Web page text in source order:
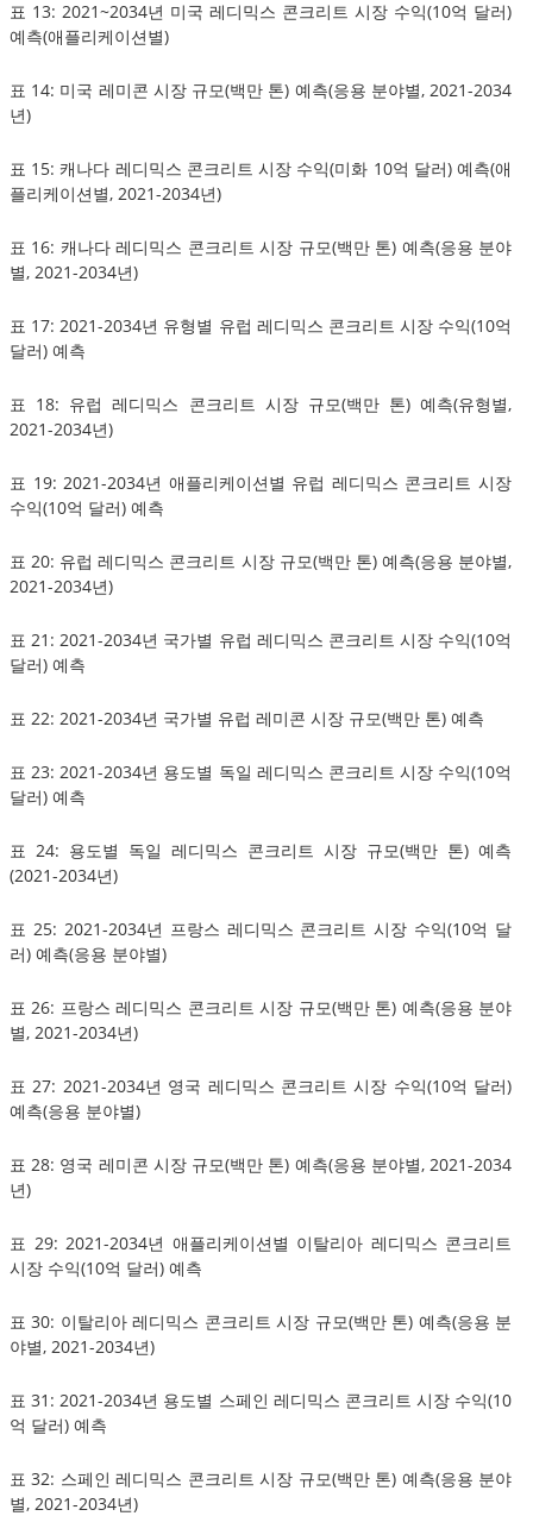
표 13: 2021~2034년 미국 레디믹스 콘크리트 시장 수익(10억 달러)
예측(애플리케이션별)
표 14: 미국 레미콘 시장 규모(백만 톤) 예측(응용 분야별, 2021-2034
년)
표 15: 캐나다 레디믹스 콘크리트 시장 수익(미화 10억 달러) 예측(애
플리케이션별, 2021-2034년)
표 16: 캐나다 레디믹스 콘크리트 시장 규모(백만 톤) 예측(응용 분야
별, 2021-2034년)
표 17: 2021-2034년 유형별 유럽 레디믹스 콘크리트 시장 수익(10억
달러) 예측
표 18: 유럽 레디믹스 콘크리트 시장 규모(백만 톤) 예측(유형별,
2021-2034년)
표 19: 2021-2034년 애플리케이션별 유럽 레디믹스 콘크리트 시장
수익(10억 달러) 예측
표 20: 유럽 레디믹스 콘크리트 시장 규모(백만 톤) 예측(응용 분야별,
2021-2034년)
표 21: 2021-2034년 국가별 유럽 레디믹스 콘크리트 시장 수익(10억
달러) 예측
표 22: 2021-2034년 국가별 유럽 레미콘 시장 규모(백만 톤) 예측
표 23: 2021-2034년 용도별 독일 레디믹스 콘크리트 시장 수익(10억
달러) 예측
표 24: 용도별 독일 레디믹스 콘크리트 시장 규모(백만 톤) 예측
(2021-2034년)
표 25: 2021-2034년 프랑스 레디믹스 콘크리트 시장 수익(10억 달
러) 예측(응용 분야별)
표 26: 프랑스 레디믹스 콘크리트 시장 규모(백만 톤) 예측(응용 분야
별, 2021-2034년)
표 27: 2021-2034년 영국 레디믹스 콘크리트 시장 수익(10억 달러)
예측(응용 분야별)
표 28: 영국 레미콘 시장 규모(백만 톤) 예측(응용 분야별, 2021-2034
년)
표 29: 2021-2034년 애플리케이션별 이탈리아 레디믹스 콘크리트
시장 수익(10억 달러) 예측
표 30: 이탈리아 레디믹스 콘크리트 시장 규모(백만 톤) 예측(응용 분
야별, 2021-2034년)
표 31: 2021-2034년 용도별 스페인 레디믹스 콘크리트 시장 수익(10
억 달러) 예측
표 32: 스페인 레디믹스 콘크리트 시장 규모(백만 톤) 예측(응용 분야
별, 2021-2034년)